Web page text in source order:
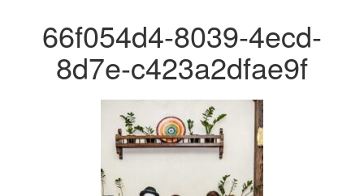
66f054d4-8039-4ecd-
8d7e-c423a2dfae9f